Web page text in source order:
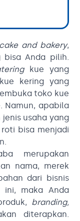
cake and bakery,
bisa Anda pilih.
kue yang
kering yang
toko kue
Namun, apabila
usaha yang
roti bisa menjadi
merupakan
nama, merek
dari bisnis
ini, maka Anda
branding,
diterapkan.